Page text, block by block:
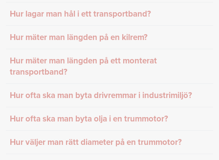
Hur lagar man hål i ett transportband?
Hur mäter man längden på en kilrem?
Hur mäter man längden på ett monterat
transportband?
Hur ofta ska man byta drivremmar i industrimiljö?
Hur ofta ska man byta olja i en trummotor?
Hur väljer man rätt diameter på en trummotor?